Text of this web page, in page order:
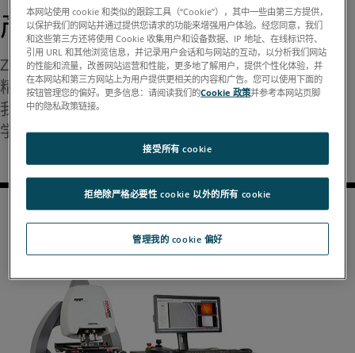
产品
Zygo 公司是一家全球领先的先进光学计量系统和超
精密光学元件和组件的设计和制造商。
我们的使命是通过提供超越客户预期的创新精密光
学和计量解决方案，帮助客户取得成功。
ZYGO 的产品包括以下几类：
本网站使用 cookie 和类似的跟踪工具（“Cookie”），其中一些由第三方提供，
以保护我们的网站并通过提供您请求的功能来增强用户体验。经您同意，我们
和这些第三方还将使用 Cookie 收集用户和设备数据、IP 地址、在线标识符、
引用 URL 和其他浏览信息，并记录用户会话和与网站的互动，以分析我们网站
的性能和流量，改善网站运营和性能，更多地了解用户，提供个性化体验，并
在本网站和第三方网站上为用户提供更相关的内容和广告。您可以使用下面的
按钮管理您的偏好。更多信息：请阅读我们的Cookie 政策并参考本网站页脚
中的隐私政策链接。
管理我的 cookie 偏好
拒绝除严格必要性 cookie 以外的所有 cookie
接受所有 cookie